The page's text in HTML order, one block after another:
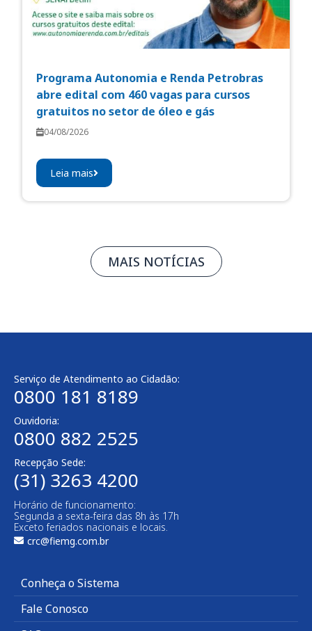
Programa Autonomia e Renda Petrobras
abre edital com 460 vagas para cursos
gratuitos no setor de óleo e gás
04/08/2026
Leia mais
MAIS NOTÍCIAS
Serviço de Atendimento ao Cidadão:
0800 181 8189
Ouvidoria:
0800 882 2525​
Recepção Sede:
(31) 3263 4200
Horário de funcionamento:
Segunda a sexta-feira das 8h às 17h
Exceto feriados nacionais e locais.
crc@fiemg.com.br
Conheça o Sistema
Fale Conosco